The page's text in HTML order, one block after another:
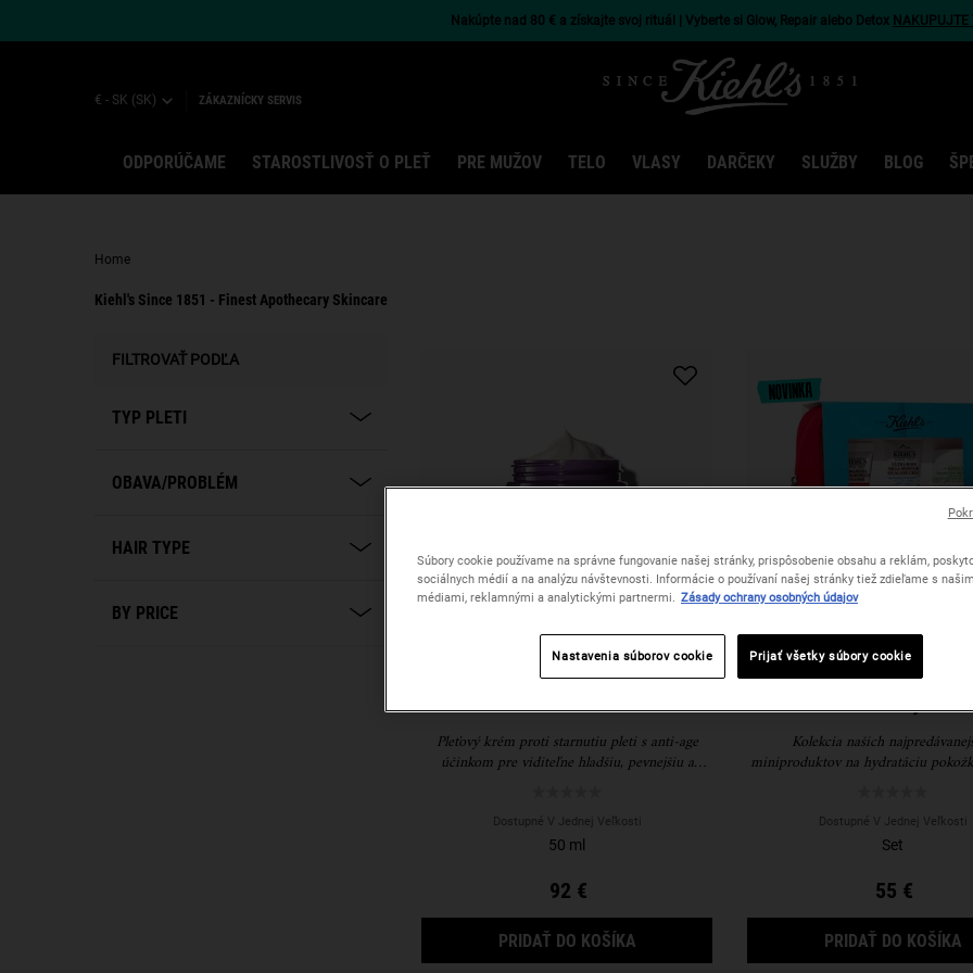
Nakúpte nad 80 € a získajte svoj rituál | Vyberte si Glow, Repair alebo Detox NAKUPUJTE
€ - SK (SK) ZÁKAZNÍCKY SERVIS
ODPORÚČAME STAROSTLIVOSŤ O PLEŤ PRE MUŽOV TELO VLASY DARČEKY SLUŽBY BLOG
Home
Kiehl's Since 1851 - Finest Apothecary Skincare
FILTROVAŤ PODĽA
TYP PLETI
OBAVA/PROBLÉM
HAIR TYPE
BY PRICE
Super Multi-Corrective Cream
SPF 30
Pleťový krém proti starnutiu pleti s anti-age
účinkom pre viditeľne hladšiu, pevnejšiu a
Dostupné V Jednej Veľkosti
50 ml
92 €
PRIDAŤ DO KOŠÍKA SUPER MULTI-CORRECTIVE CREAM SPF 30
Master Hydratizing
darčekový set
Kolekcia našich
miniproduktov na hydratáciu
Dostupné V Jednej Veľkosti
Set
55 €
PRIDAŤ DO KOŠÍKA
Súbory cookie používame na správne fungovanie našej stránky, prispôsobenie obsahu a reklám,
sociálnych médií a na analýzu návštevnosti. Informácie o používaní našej stránky tiež zdieľame s
médiami, reklamnými a analytickými partnermi. Zásady ochrany osobných údajov
Nastavenia súborov cookie Prijať všetky súbory cookie